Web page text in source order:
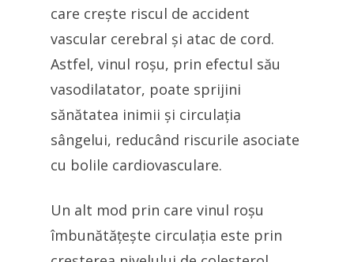
care crește riscul de accident
vascular cerebral și atac de cord.
Astfel, vinul roșu, prin efectul său
vasodilatator, poate sprijini
sănătatea inimii și circulația
sângelui, reducând riscurile asociate
cu bolile cardiovasculare.
Un alt mod prin care vinul roșu
îmbunătățește circulația este prin